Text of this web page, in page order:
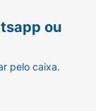
ou
pelo caixa.